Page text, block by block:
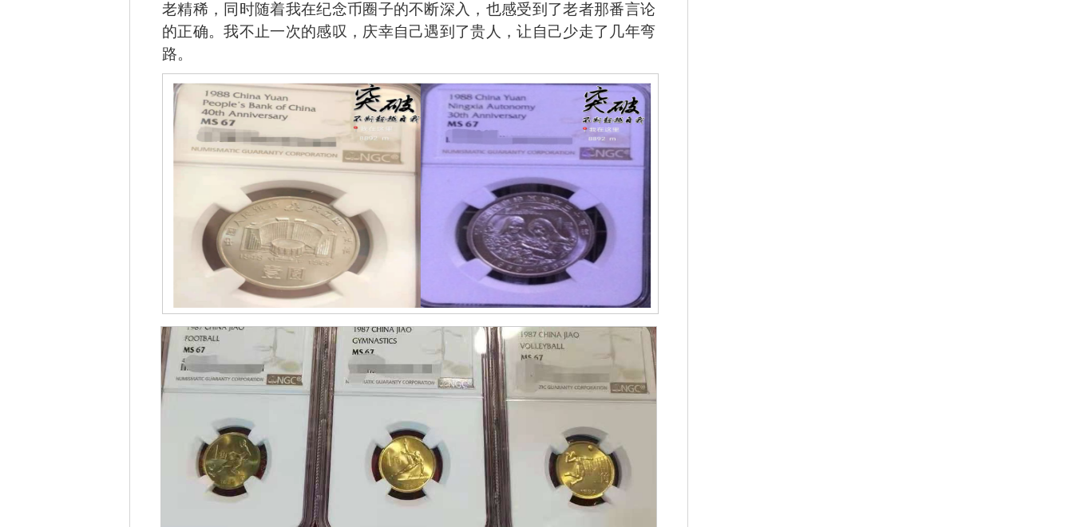
老精稀，同时随着我在纪念币圈子的不断深入，也感受到了老者那番言论
的正确。我不止一次的感叹，庆幸自己遇到了贵人，让自己少走了几年弯
路。